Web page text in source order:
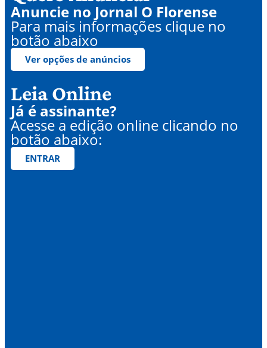
Anuncie no Jornal O Florense
Para mais informações clique no
botão abaixo
Ver opções de anúncios
Leia Online
Já é assinante?
Acesse a edição online clicando no
botão abaixo:
ENTRAR